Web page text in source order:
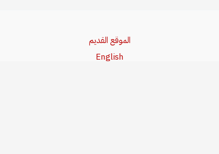
الموقع القديم
English